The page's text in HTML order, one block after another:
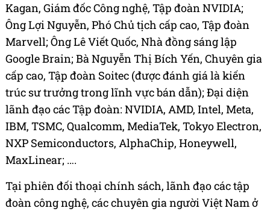
Kagan, Giám đốc Công nghệ, Tập đoàn NVIDIA;
Ông Lợi Nguyễn, Phó Chủ tịch cấp cao, Tập đoàn
Marvell; Ông Lê Viết Quốc, Nhà đồng sáng lập
Google Brain; Bà Nguyễn Thị Bích Yến, Chuyên gia
cấp cao, Tập đoàn Soitec (được đánh giá là kiến
trúc sư trưởng trong lĩnh vực bán dẫn); Đại diện
lãnh đạo các Tập đoàn: NVIDIA, AMD, Intel, Meta,
IBM, TSMC, Qualcomm, MediaTek, Tokyo Electron,
NXP Semiconductors, AlphaChip, Honeywell,
MaxLinear; ….
Tại phiên đối thoại chính sách, lãnh đạo các tập
đoàn công nghệ, các chuyên gia người Việt Nam ở